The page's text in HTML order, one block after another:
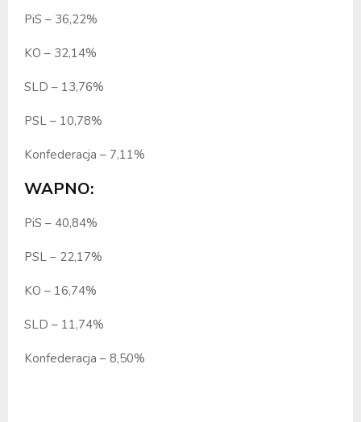
PiS – 36,22%
KO – 32,14%
SLD – 13,76%
PSL – 10,78%
Konfederacja – 7,11%
WAPNO:
PiS – 40,84%
PSL – 22,17%
KO – 16,74%
SLD – 11,74%
Konfederacja – 8,50%